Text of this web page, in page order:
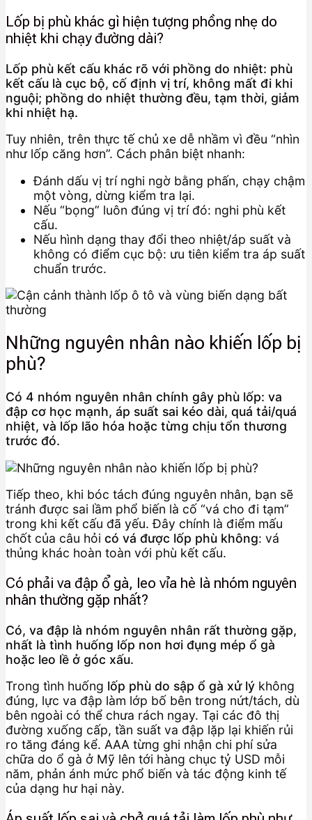
Lốp bị phù khác gì hiện tượng phồng nhẹ do
nhiệt khi chạy đường dài?
Lốp phù kết cấu khác rõ với phồng do nhiệt: phù
kết cấu là cục bộ, cố định vị trí, không mất đi khi
nguội; phồng do nhiệt thường đều, tạm thời, giảm
khi nhiệt hạ.
Tuy nhiên, trên thực tế chủ xe dễ nhầm vì đều “nhìn
như lốp căng hơn”. Cách phân biệt nhanh:
Đánh dấu vị trí nghi ngờ bằng phấn, chạy chậm
một vòng, dừng kiểm tra lại.
Nếu “bọng” luôn đúng vị trí đó: nghi phù kết
cấu.
Nếu hình dạng thay đổi theo nhiệt/áp suất và
không có điểm cục bộ: ưu tiên kiểm tra áp suất
chuẩn trước.
Những nguyên nhân nào khiến lốp bị
phù?
Có 4 nhóm nguyên nhân chính gây phù lốp: va
đập cơ học mạnh, áp suất sai kéo dài, quá tải/quá
nhiệt, và lốp lão hóa hoặc từng chịu tổn thương
trước đó.
Tiếp theo, khi bóc tách đúng nguyên nhân, bạn sẽ
tránh được sai lầm phổ biến là cố “vá cho đi tạm”
trong khi kết cấu đã yếu. Đây chính là điểm mấu
chốt của câu hỏi có vá được lốp phù không: vá
thủng khác hoàn toàn với phù kết cấu.
Có phải va đập ổ gà, leo vỉa hè là nhóm nguyên
nhân thường gặp nhất?
Có, va đập là nhóm nguyên nhân rất thường gặp,
nhất là tình huống lốp non hơi đụng mép ổ gà
hoặc leo lề ở góc xấu.
Trong tình huống lốp phù do sập ổ gà xử lý không
đúng, lực va đập làm lớp bố bên trong nứt/tách, dù
bên ngoài có thể chưa rách ngay. Tại các đô thị
đường xuống cấp, tần suất va đập lặp lại khiến rủi
ro tăng đáng kể. AAA từng ghi nhận chi phí sửa
chữa do ổ gà ở Mỹ lên tới hàng chục tỷ USD mỗi
năm, phản ánh mức phổ biến và tác động kinh tế
của dạng hư hại này.